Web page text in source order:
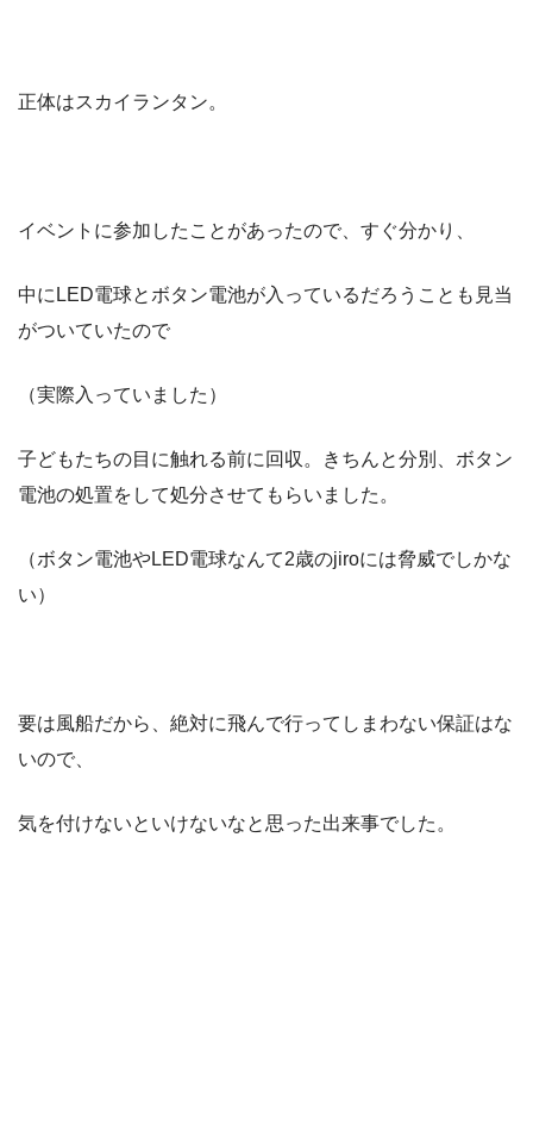
正体はスカイランタン。
イベントに参加したことがあったので、すぐ分かり、
中にLED電球とボタン電池が入っているだろうことも見当
がついていたので
（実際入っていました）
子どもたちの目に触れる前に回収。きちんと分別、ボタン
電池の処置をして処分させてもらいました。
（ボタン電池やLED電球なんて2歳のjiroには脅威でしかな
い）
要は風船だから、絶対に飛んで行ってしまわない保証はな
いので、
気を付けないといけないなと思った出来事でした。